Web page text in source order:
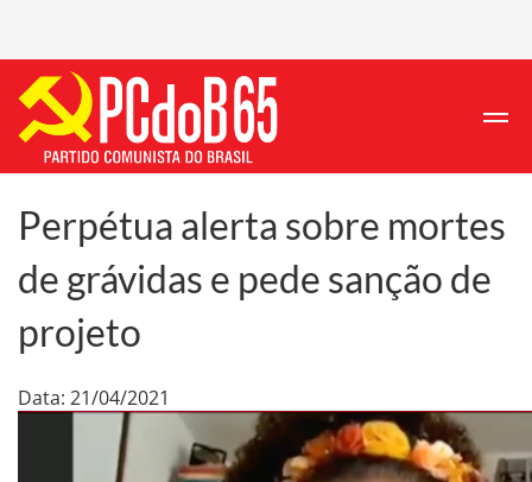
Perpétua alerta sobre mortes
de grávidas e pede sanção de
projeto
Data: 21/04/2021